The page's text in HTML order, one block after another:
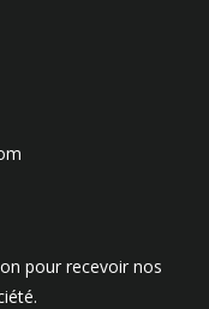
pour recevoir nos